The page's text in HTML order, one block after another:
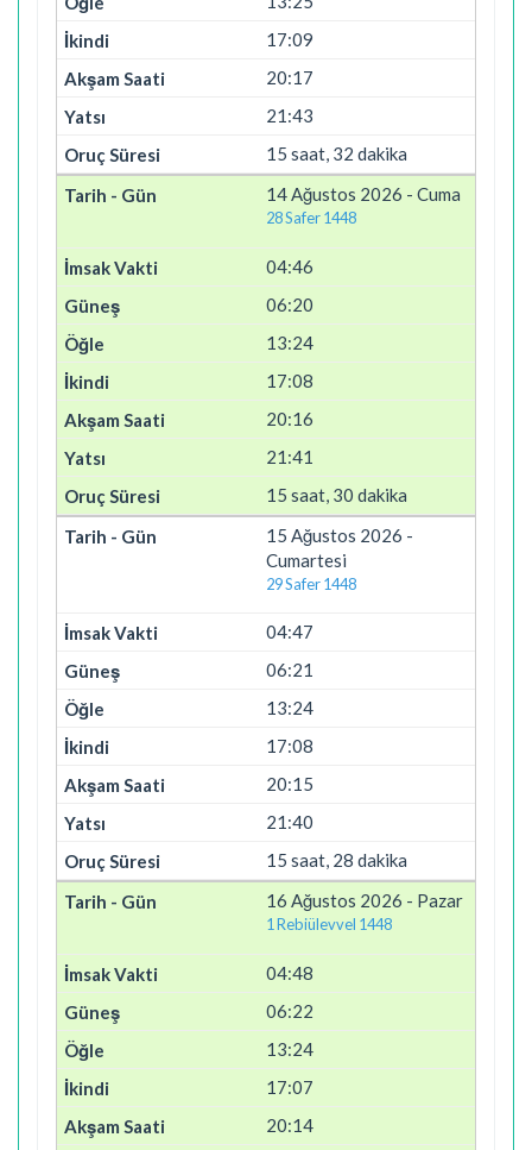
17:09
20:17
21:43
15 saat, 32 dakika
14 Ağustos 2026 - Cuma
28 Safer 1448
04:46
06:20
13:24
17:08
20:16
21:41
15 saat, 30 dakika
15 Ağustos 2026 -
Cumartesi
29 Safer 1448
04:47
06:21
13:24
17:08
20:15
21:40
15 saat, 28 dakika
16 Ağustos 2026 - Pazar
1 Rebiülevvel 1448
04:48
06:22
13:24
17:07
20:14